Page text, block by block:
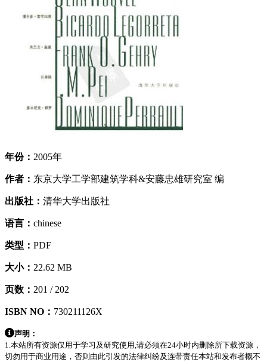
年份： 2005年
作者： 东京大学工学部建筑学科&安藤忠雄研究室 编
出版社： 清华大学出版社
语言： chinese
类型： PDF
大小： 22.62 MB
页数： 201 / 202
ISBN NO： 730211126X
声明：
1.本站所有资源仅用于学习及研究使用,请必须在24小时内删除所下载资源，
切勿用于商业用途，否则由此引发的法律纠纷及连带责任本站和发布者概不